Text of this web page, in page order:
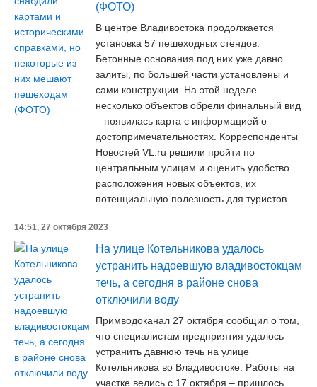
(ФОТО)
В центре Владивостока продолжается
установка 57 пешеходных стендов.
Бетонные основания под них уже давно
залиты, по большей части установлены и
сами конструкции. На этой неделе
несколько объектов обрели финальный вид
– появилась карта с информацией о
достопримечательностях. Корреспонденты
Новостей VL.ru решили пройти по
центральным улицам и оценить удобство
расположения новых объектов, их
потенциальную полезность для туристов.
14:51, 27 октября 2023
На улице Котельникова удалось
устранить надоевшую владивостокцам
течь, а сегодня в районе снова
отключили воду
Примводоканал 27 октября сообщил о том,
что специалистам предприятия удалось
устранить давнюю течь на улице
Котельникова во Владивостоке. Работы на
участке велись с 17 октября – пришлось